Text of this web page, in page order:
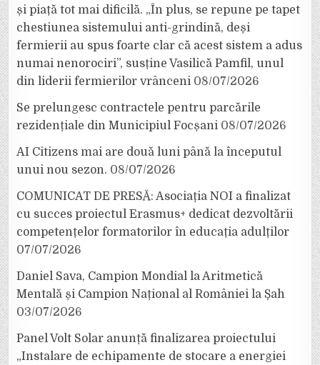
și piață tot mai dificilă. „În plus, se repune pe tapet
chestiunea sistemului anti-grindină, deși
fermierii au spus foarte clar că acest sistem a adus
numai nenorociri”, susține Vasilică Pamfil, unul
din liderii fermierilor vrânceni 08/07/2026
Se prelungesc contractele pentru parcările
rezidențiale din Municipiul Focșani 08/07/2026
AI Citizens mai are două luni până la începutul
unui nou sezon. 08/07/2026
COMUNICAT DE PRESĂ: Asociația NOI a finalizat
cu succes proiectul Erasmus+ dedicat dezvoltării
competențelor formatorilor în educația adulților
07/07/2026
Daniel Sava, Campion Mondial la Aritmetică
Mentală și Campion Național al României la Șah
03/07/2026
Panel Volt Solar anunță finalizarea proiectului
„Instalare de echipamente de stocare a energiei